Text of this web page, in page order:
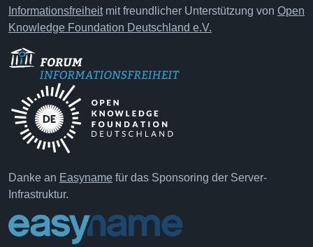
Informationsfreiheitmit freundlicher Unterstützung von Open
Knowledge Foundation Deutschland e.V.
Danke an Easyname für das Sponsoring der Server-
Infrastruktur.